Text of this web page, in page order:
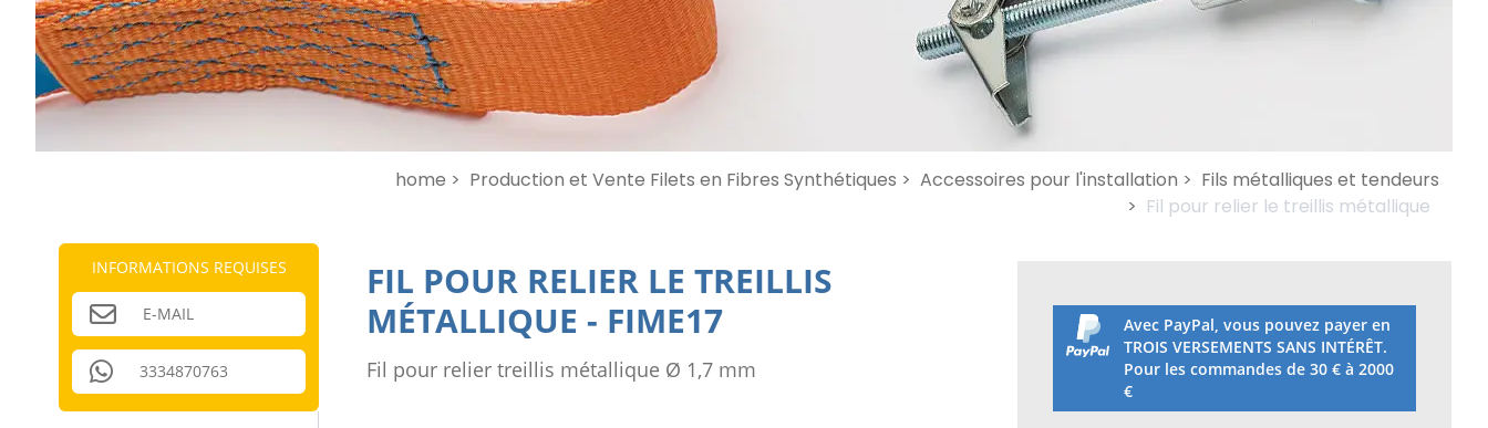
INFORMATIONS REQUISES
E-MAIL
3334870763
home > Production et Vente Filets en Fibres Synthétiques > Accessoires pour l'installation > Fils métalliques et tendeurs
> Fil pour relier le treillis métallique
FIL POUR RELIER LE TREILLIS
MÉTALLIQUE - FIME17
Fil pour relier treillis métallique Ø 1,7 mm
Avec PayPal, vous pouvez payer en
TROIS VERSEMENTS SANS INTÉRÊT.
Pour les commandes de 30 € à 2000
€